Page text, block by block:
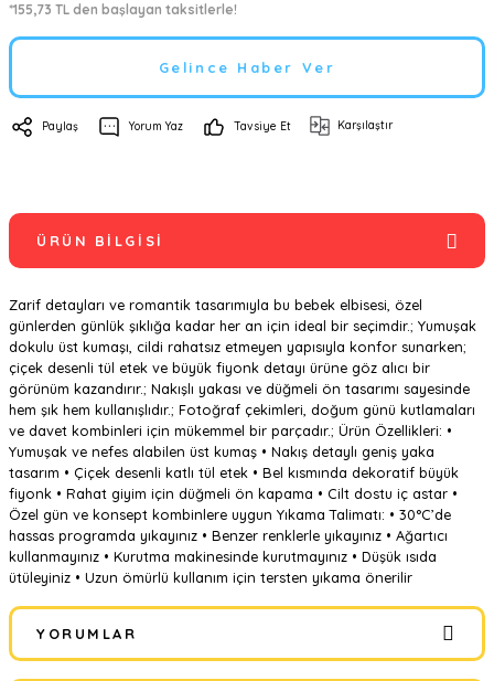
*155,73 TL den başlayan taksitlerle!
Gelince Haber Ver
Paylaş Yorum Yaz Tavsiye Et Karşılaştır
ÜRÜN BILGISI
Zarif detayları ve romantik tasarımıyla bu bebek elbisesi, özel
günlerden günlük şıklığa kadar her an için ideal bir seçimdir.; Yumuşak
dokulu üst kumaşı, cildi rahatsız etmeyen yapısıyla konfor sunarken;
çiçek desenli tül etek ve büyük fiyonk detayı ürüne göz alıcı bir
görünüm kazandırır.; Nakışlı yakası ve düğmeli ön tasarımı sayesinde
hem şık hem kullanışlıdır.; Fotoğraf çekimleri, doğum günü kutlamaları
ve davet kombinleri için mükemmel bir parçadır.; Ürün Özellikleri: •
Yumuşak ve nefes alabilen üst kumaş • Nakış detaylı geniş yaka
tasarım • Çiçek desenli katlı tül etek • Bel kısmında dekoratif büyük
fiyonk • Rahat giyim için düğmeli ön kapama • Cilt dostu iç astar •
Özel gün ve konsept kombinlere uygun Yıkama Talimatı: • 30°C’de
hassas programda yıkayınız • Benzer renklerle yıkayınız • Ağartıcı
kullanmayınız • Kurutma makinesinde kurutmayınız • Düşük ısıda
ütüleyiniz • Uzun ömürlü kullanım için tersten yıkama önerilir
YORUMLAR